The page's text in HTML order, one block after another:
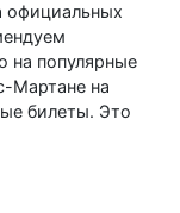
официальных
на популярные
Мартане на
билеты. Это